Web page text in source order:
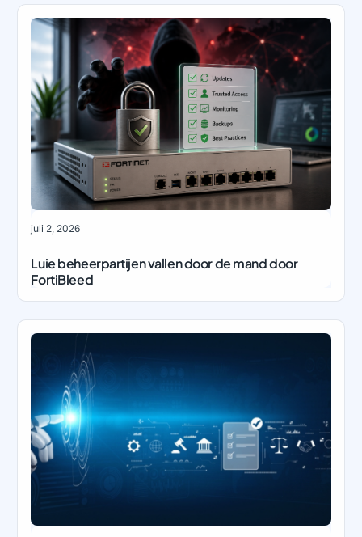
juli 2, 2026
Luie beheerpartijen vallen door de mand door
FortiBleed